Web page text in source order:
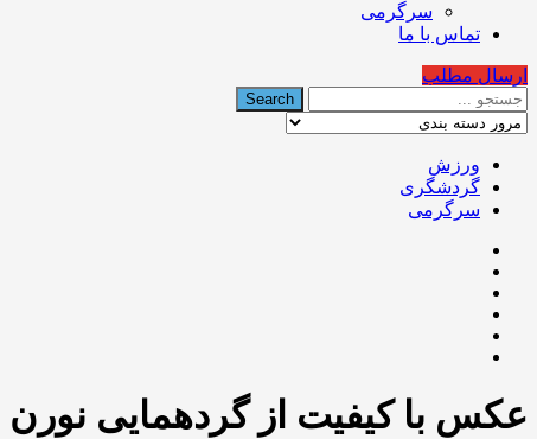
سرگرمی
تماس با ما
ارسال مطلب
ورزش
گردشگری
سرگرمی
عکس با کیفیت از گردهمایی نورن